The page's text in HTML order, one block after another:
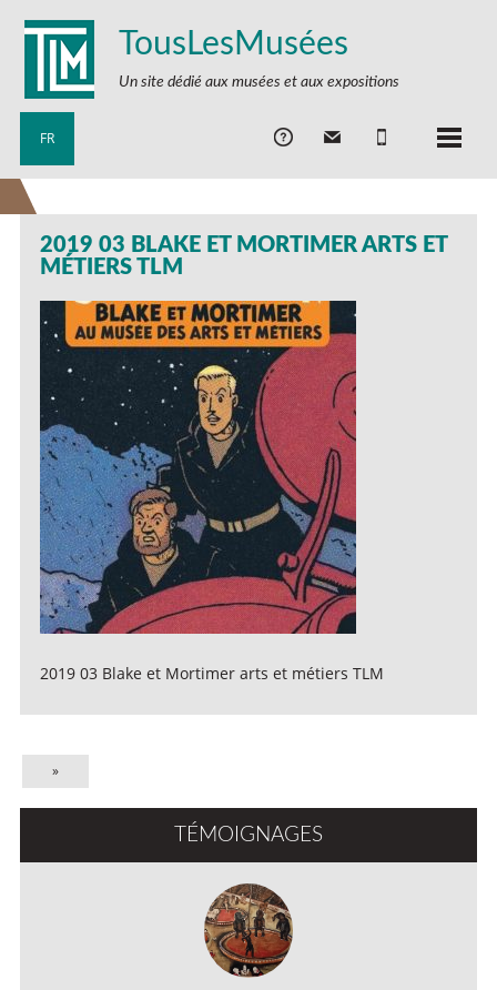
TousLesMusées
Un site dédié aux musées et aux expositions
FR
2019 03 BLAKE ET MORTIMER ARTS ET
MÉTIERS TLM
2019 03 Blake et Mortimer arts et métiers TLM
»
TÉMOIGNAGES